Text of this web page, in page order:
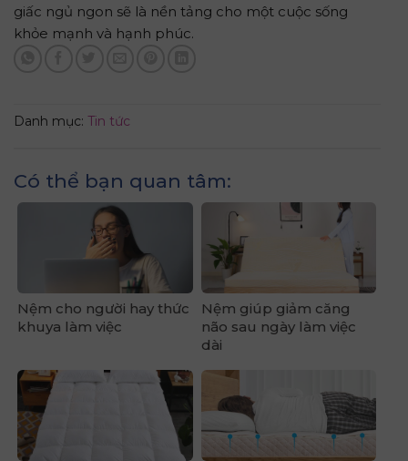
giấc ngủ ngon sẽ là nền tảng cho một cuộc sống
khỏe mạnh và hạnh phúc.
Danh mục: Tin tức
Có thể bạn quan tâm:
Nệm cho người hay thức
khuya làm việc
Nệm giúp giảm căng
não sau ngày làm việc
dài